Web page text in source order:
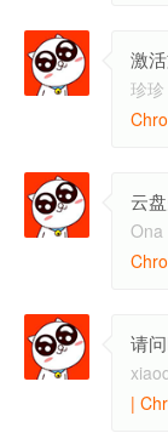
激
珍珍
云
Ona
请
|